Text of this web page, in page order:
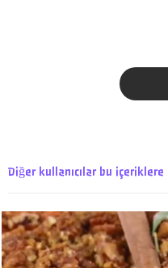
Diğer kullanıcılar bu içeriklere